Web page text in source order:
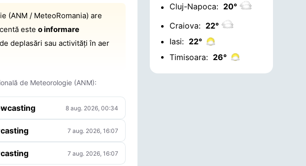
(ANM / MeteoRomania) are
esteo informare
deplasări sau activități în aer
de Meteorologie (ANM):
8 aug. 2026, 00:34
7 aug. 2026, 16:07
7 aug. 2026, 16:07
Cluj-Napoca: 20°
Craiova: 22°
Iasi: 22°
Timisoara: 26°